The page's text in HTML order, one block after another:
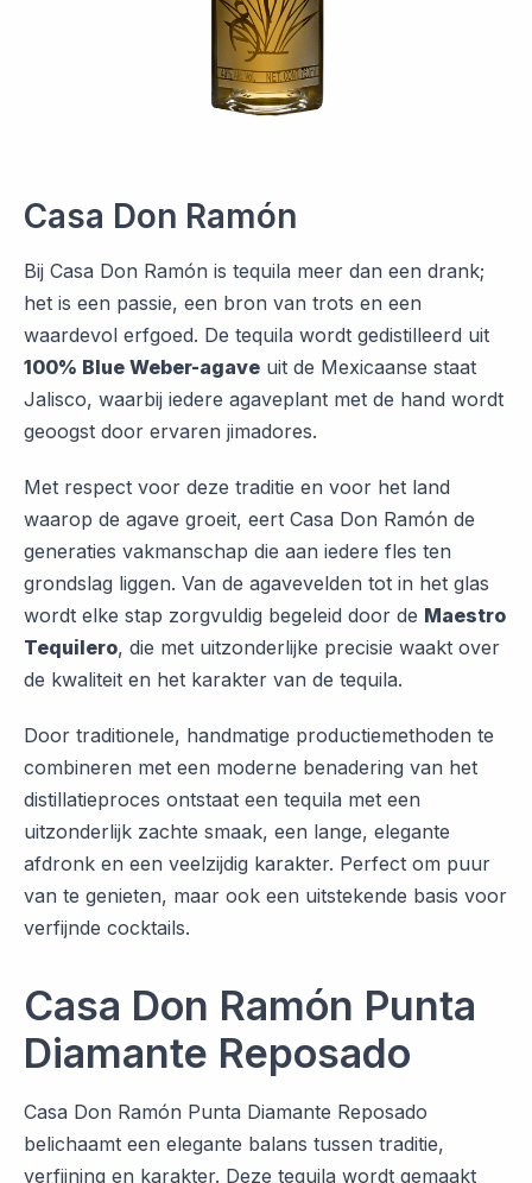
Casa Don Ramón
Bij Casa Don Ramón is tequila meer dan een drank;
het is een passie, een bron van trots en een
waardevol erfgoed. De tequila wordt gedistilleerd uit
100% Blue Weber-agave uit de Mexicaanse staat
Jalisco, waarbij iedere agaveplant met de hand wordt
geoogst door ervaren jimadores.
Met respect voor deze traditie en voor het land
waarop de agave groeit, eert Casa Don Ramón de
generaties vakmanschap die aan iedere fles ten
grondslag liggen. Van de agavevelden tot in het glas
wordt elke stap zorgvuldig begeleid door de Maestro
Tequilero, die met uitzonderlijke precisie waakt over
de kwaliteit en het karakter van de tequila.
Door traditionele, handmatige productiemethoden te
combineren met een moderne benadering van het
distillatieproces ontstaat een tequila met een
uitzonderlijk zachte smaak, een lange, elegante
afdronk en een veelzijdig karakter. Perfect om puur
van te genieten, maar ook een uitstekende basis voor
verfijnde cocktails.
Casa Don Ramón Punta
Diamante Reposado
Casa Don Ramón Punta Diamante Reposado
belichaamt een elegante balans tussen traditie,
verfijning en karakter. Deze tequila wordt gemaakt